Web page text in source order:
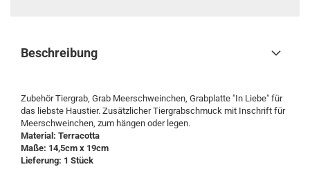
Beschreibung
Zubehör Tiergrab, Grab Meerschweinchen, Grabplatte "In Liebe" für
das liebste Haustier. Zusätzlicher Tiergrabschmuck mit Inschrift für
Meerschweinchen, zum hängen oder legen.
Material: Terracotta
Maße: 14,5cm x 19cm
Lieferung: 1 Stück